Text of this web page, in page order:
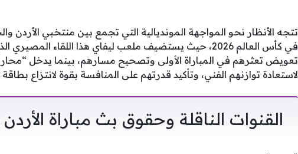
تتجه الأنظار نحو المواجهة المونديالية التي تجمع بين منتخبي
في كأس العالم 2026، حيث يستضيف ملعب ليفاي هذا اللقاء
تعويض تعثرهم في المباراة الأولى وتصحيح مسارهم، بينما يدخل
لاستعادة توازنهم الفني، وتأكيد قدرتهم على المنافسة بقوة لانتزاع بطاقة
القنوات الناقلة وحقوق بث مباراة الأردن